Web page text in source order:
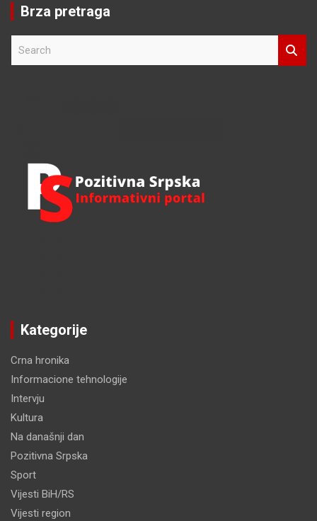
Brza pretraga
Kategorije
Crna hronika
Informacione tehnologije
Intervju
Kultura
Na današnji dan
Pozitivna Srpska
Sport
Vijesti BiH/RS
Vijesti region